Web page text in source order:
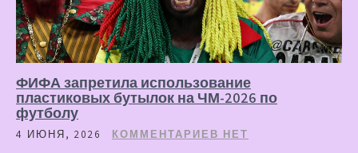
ФИФА запретила использование
пластиковых бутылок на ЧМ-2026 по
футболу
4 ИЮНЯ, 2026 КОММЕНТАРИЕВ НЕТ